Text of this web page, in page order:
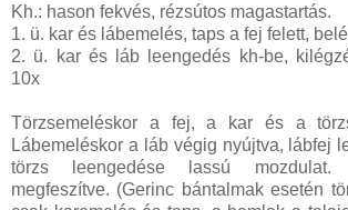
Kh.: hason fekvés, rézsútos magastartás.
1. ü. kar és lábemelés, taps a fej felett,
2. ü. kar és láb leengedés kh-be,
10x
Törzsemeléskor a fej, a kar és a
Lábemeléskor a láb végig nyújtva, lábfej
törzs leengedése lassú mozdulat.
megfeszítve. (Gerinc bántalmak esetén